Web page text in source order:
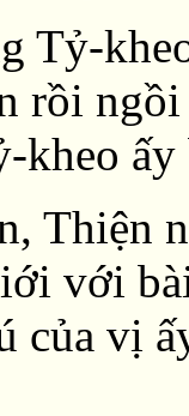
Tỷ-
rồi
kheo
Thiện
với
của vị